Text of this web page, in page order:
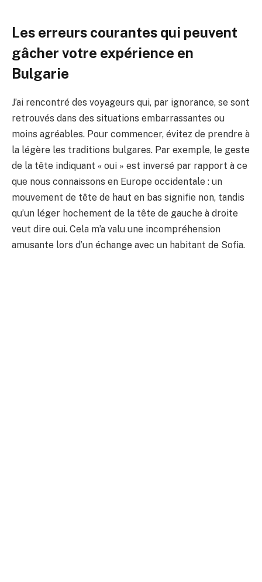
Les erreurs courantes qui peuvent
gâcher votre expérience en
Bulgarie
J’ai rencontré des voyageurs qui, par ignorance, se sont
retrouvés dans des situations embarrassantes ou
moins agréables. Pour commencer, évitez de prendre à
la légère les traditions bulgares. Par exemple, le geste
de la tête indiquant « oui » est inversé par rapport à ce
que nous connaissons en Europe occidentale : un
mouvement de tête de haut en bas signifie non, tandis
qu’un léger hochement de la tête de gauche à droite
veut dire oui. Cela m’a valu une incompréhension
amusante lors d’un échange avec un habitant de Sofia.